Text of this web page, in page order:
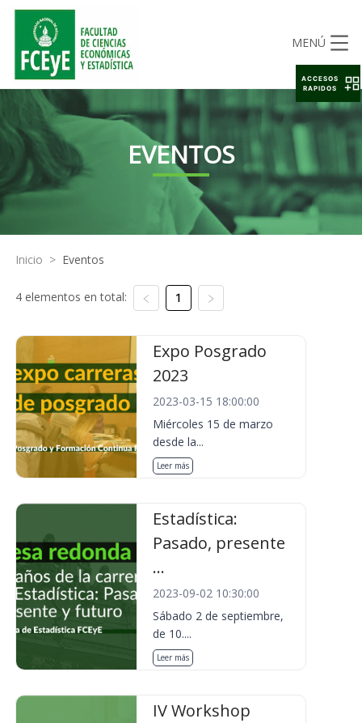
MENÚ
EVENTOS
Inicio > Eventos
4 elementos en total: 1
Expo Posgrado
2023
2023-03-15 18:00:00
Miércoles 15 de marzo
desde la...
Leer más
Estadística:
Pasado, presente
...
2023-09-02 10:30:00
Sábado 2 de septiembre,
de 10....
Leer más
IV Workshop
ACCESOS
RAPIDOS